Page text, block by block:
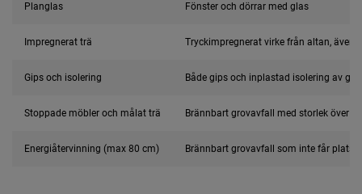
Planglas Fönster och dörrar med glas
Impregnerat trä Tryckimpregnerat virke från altan, även
Gips och isolering Både gips och inplastad isolering av
Stoppade möbler och målat trä Brännbart grovavfall med storlek över
Energiåtervinning (max 80 cm) Brännbart grovavfall som inte får plats